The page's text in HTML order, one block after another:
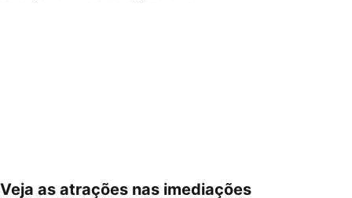
Veja as atrações nas imediações